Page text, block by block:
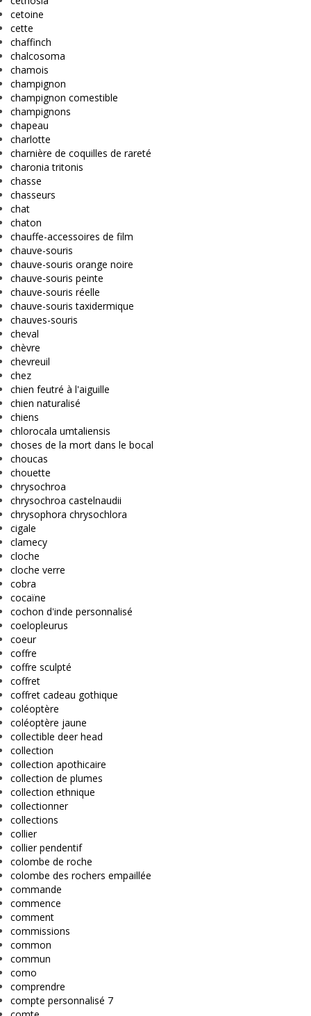
cetoine
cette
chaffinch
chalcosoma
chamois
champignon
champignon comestible
champignons
chapeau
charlotte
charnière de coquilles de rareté
charonia tritonis
chasse
chasseurs
chat
chaton
chauffe-accessoires de film
chauve-souris
chauve-souris orange noire
chauve-souris peinte
chauve-souris réelle
chauve-souris taxidermique
chauves-souris
cheval
chèvre
chevreuil
chez
chien feutré à l'aiguille
chien naturalisé
chiens
chlorocala umtaliensis
choses de la mort dans le bocal
choucas
chouette
chrysochroa
chrysochroa castelnaudii
chrysophora chrysochlora
cigale
clamecy
cloche
cloche verre
cobra
cocaïne
cochon d'inde personnalisé
coelopleurus
coeur
coffre
coffre sculpté
coffret
coffret cadeau gothique
coléoptère
coléoptère jaune
collectible deer head
collection
collection apothicaire
collection de plumes
collection ethnique
collectionner
collections
collier
collier pendentif
colombe de roche
colombe des rochers empaillée
commande
commence
comment
commissions
common
commun
como
comprendre
compte personnalisé 7